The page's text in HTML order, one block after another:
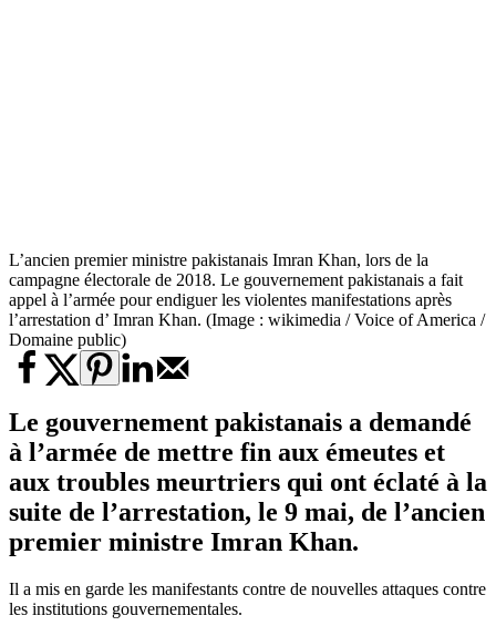
L’ancien premier ministre pakistanais Imran Khan, lors de la
campagne électorale de 2018. Le gouvernement pakistanais a fait
appel à l’armée pour endiguer les violentes manifestations après
l’arrestation d’ Imran Khan. (Image : wikimedia / Voice of America /
Domaine public)
Le gouvernement pakistanais a demandé
à l’armée de mettre fin aux émeutes et
aux troubles meurtriers qui ont éclaté à la
suite de l’arrestation, le 9 mai, de l’ancien
premier ministre Imran Khan.
Il a mis en garde les manifestants contre de nouvelles attaques contre
les institutions gouvernementales.